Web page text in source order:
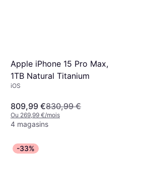
Apple iPhone 15 Pro Max,
1TB Natural Titanium
iOS
809,99 €830,99 €
Ou 269,99 €/mois
4 magasins
-33%